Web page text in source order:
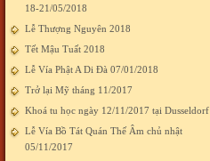
18-21/05/2018
Lễ Thượng Nguyên 2018
Tết Mậu Tuất 2018
Lễ Vía Phật A Di Đà 07/01/2018
Trở lại Mỹ tháng 11/2017
Khoá tu học ngày 12/11/2017 tại Dusseldorf
Lễ Vía Bồ Tát Quán Thế Âm chủ nhật
05/11/2017